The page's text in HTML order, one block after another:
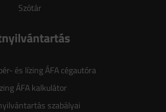
Szótár
és lízing ÁFA cégautóra
ÁFA kalkulátor
szabályai